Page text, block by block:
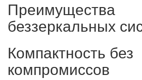
Преимущества
беззеркальных
Компактность без
компромиссов